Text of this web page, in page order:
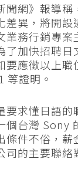
聞網》報導
差異，將開
業務行銷專
了加快招聘
要應徵以上
等證明。
要求懂日語
個台灣 Sony
條件不俗，
司的主要聯